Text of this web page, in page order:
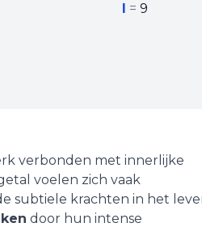
I =9
verbonden met innerlijke
voelen zich vaak
subtiele krachten in het
door hun intense